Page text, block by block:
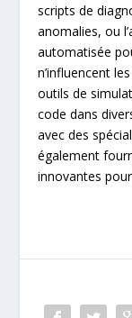
scripts de
anomalies, ou
automatisée
n’influencent
outils de
code dans
avec des
également
innovantes